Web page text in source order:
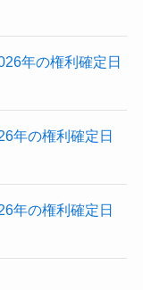
年の権利確定日
年の権利確定日
年の権利確定日